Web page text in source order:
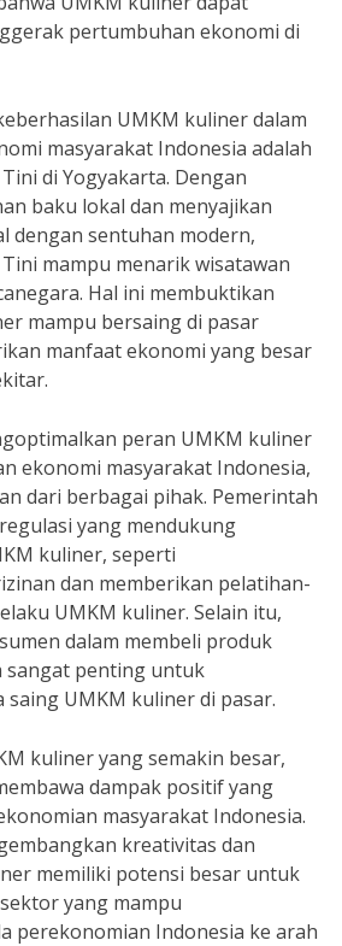
pertumbuhan ekonomi di
UMKM kuliner dalam
masyarakat Indonesia adalah
di Yogyakarta. Dengan
baku lokal dan menyajikan
dengan sentuhan modern,
mampu menarik wisatawan
Hal ini membuktikan
mampu bersaing di pasar
manfaat ekonomi yang besar
peran UMKM kuliner
ekonomi masyarakat Indonesia,
dari berbagai pihak. Pemerintah
yang mendukung
kuliner, seperti
dan memberikan pelatihan-
UMKM kuliner. Selain itu,
dalam membeli produk
sangat penting untuk
saing UMKM kuliner di pasar.
kuliner yang semakin besar,
dampak positif yang
masyarakat Indonesia.
kreativitas dan
memiliki potensi besar untuk
yang mampu
perekonomian Indonesia ke arah